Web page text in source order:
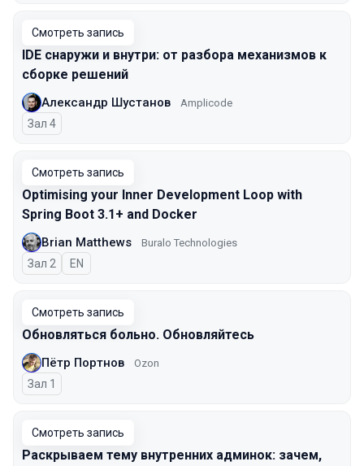
Смотреть запись
IDE снаружи и внутри: от разбора механизмов к
сборке решений
Александр Шустанов Amplicode
Зал 4
Смотреть запись
Optimising your Inner Development Loop with
Spring Boot 3.1+ and Docker
Brian Matthews Buralo Technologies
Зал 2 На английском языке
EN
Смотреть запись
Обновляться больно. Обновляйтесь
Пётр Портнов Ozon
Зал 1
Смотреть запись
Раскрываем тему внутренних админок: зачем,